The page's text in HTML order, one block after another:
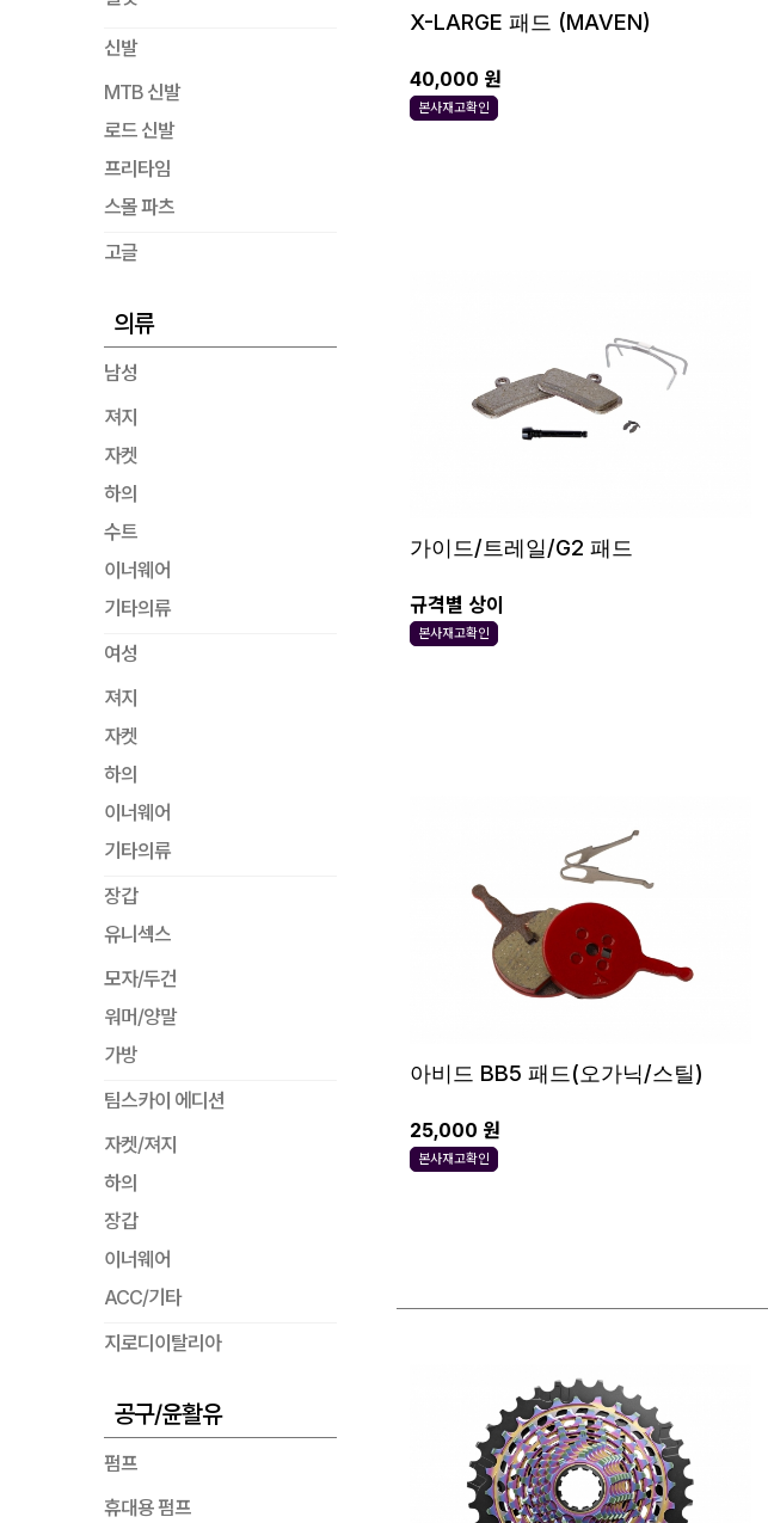
신발
MTB 신발
로드 신발
프리타임
스몰 파츠
고글
의류
남성
져지
자켓
하의
수트
이너웨어
기타의류
여성
져지
자켓
하의
이너웨어
기타의류
장갑
유니섹스
모자/두건
워머/양말
가방
팀스카이 에디션
자켓/져지
하의
장갑
이너웨어
ACC/기타
지로디이탈리아
공구/윤활유
펌프
휴대용 펌프
X-LARGE 패드 (MAVEN)
40,000 원
본사재고확인
가이드/트레일/G2 패드
규격별 상이
본사재고확인
아비드 BB5 패드(오가닉/스틸)
25,000 원
본사재고확인